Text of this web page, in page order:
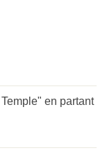
en partant